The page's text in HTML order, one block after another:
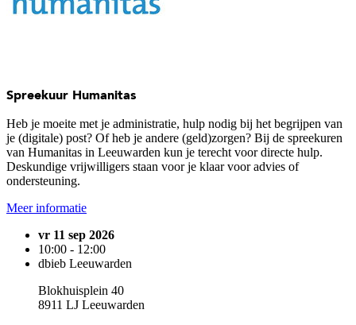
Spreekuur Humanitas
Heb je moeite met je administratie, hulp nodig bij het begrijpen van
je (digitale) post? Of heb je andere (geld)zorgen? Bij de spreekuren
van Humanitas in Leeuwarden kun je terecht voor directe hulp.
Deskundige vrijwilligers staan voor je klaar voor advies of
ondersteuning.
Meer informatie
vr 11 sep 2026
10:00 - 12:00
dbieb Leeuwarden
Blokhuisplein 40
8911 LJ Leeuwarden